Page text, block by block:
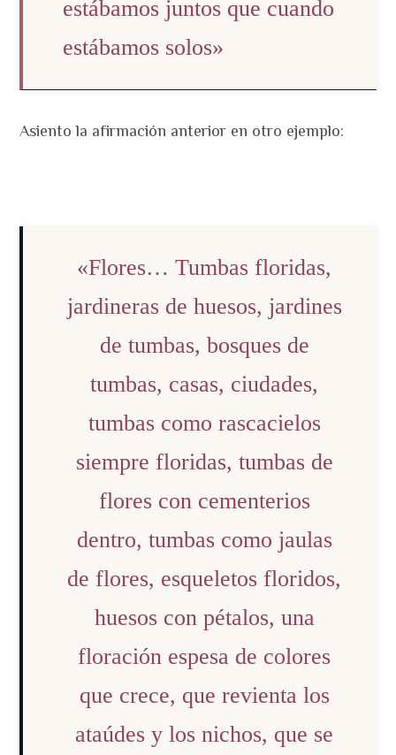
estábamos juntos que cuando
estábamos solos»
Asiento la afirmación anterior en otro ejemplo:
«Flores… Tumbas floridas,
jardineras de huesos, jardines
de tumbas, bosques de
tumbas, casas, ciudades,
tumbas como rascacielos
siempre floridas, tumbas de
flores con cementerios
dentro, tumbas como jaulas
de flores, esqueletos floridos,
huesos con pétalos, una
floración espesa de colores
que crece, que revienta los
ataúdes y los nichos, que se